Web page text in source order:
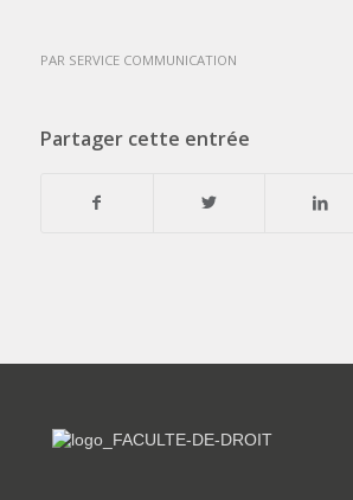
PAR SERVICE COMMUNICATION
Partager cette entrée